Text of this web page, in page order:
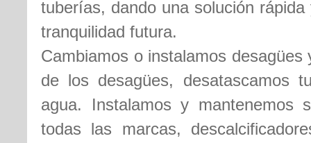
tuberías, dando una solución
tranquilidad futura.
Cambiamos o instalamos
de los desagües, desatascamos
agua. Instalamos y mantenemos
todas las marcas,